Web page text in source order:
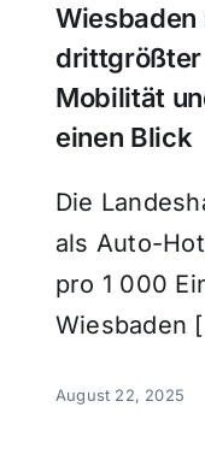
drittgrößter
Mobilität
einen Blick
Die
als Auto-
pro 1 000
Wiesbaden
August 22, 2025